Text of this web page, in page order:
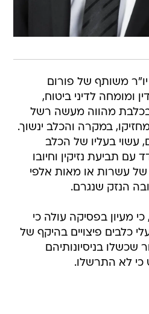
משותף של פורום
ומומחה לדיני ביטוח,
מהווה מעשה רשל
במקרה והכלב ינשוך.
עשוי בעליו של הכלב
תביעת נזיקין וחיובו
של עשרות או מאות אלפי
הנזק שנגרם.
מעיון בפסיקה עולה כי
שילמו בעלי כלבים פיצויים בהיקף של
בניסיונותיהם
לא התרשלו.